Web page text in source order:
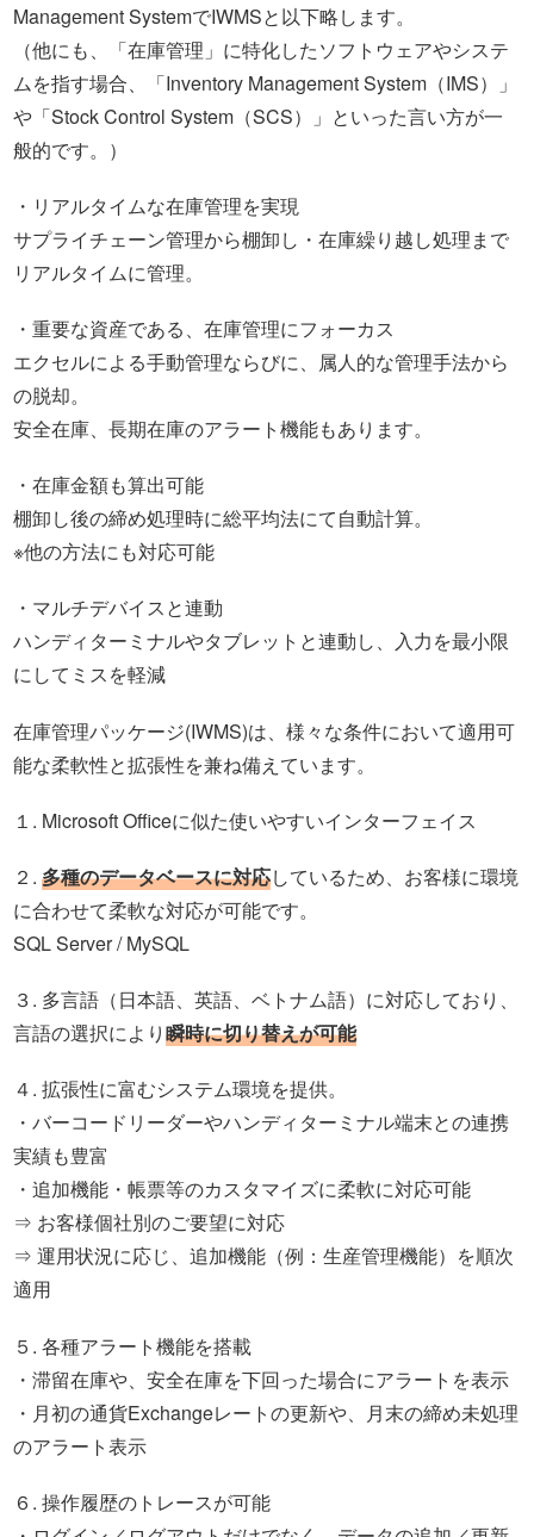
Management SystemでIWMSと以下略します。
（他にも、「在庫管理」に特化したソフトウェアやシステ
ムを指す場合、「Inventory Management System（IMS）」
や「Stock Control System（SCS）」といった言い方が一
般的です。）
・リアルタイムな在庫管理を実現
サプライチェーン管理から棚卸し・在庫繰り越し処理まで
リアルタイムに管理。
・重要な資産である、在庫管理にフォーカス
エクセルによる手動管理ならびに、属人的な管理手法から
の脱却。
安全在庫、長期在庫のアラート機能もあります。
・在庫金額も算出可能
棚卸し後の締め処理時に総平均法にて自動計算。
※他の方法にも対応可能
・マルチデバイスと連動
ハンディターミナルやタブレットと連動し、入力を最小限
にしてミスを軽減
在庫管理パッケージ(IWMS)は、様々な条件において適用可
能な柔軟性と拡張性を兼ね備えています。
１. Microsoft Officeに似た使いやすいインターフェイス
２.多種のデータベースに対応しているため、お客様に環境
に合わせて柔軟な対応が可能です。
SQL Server / MySQL
３. 多言語（日本語、英語、ベトナム語）に対応しており、
言語の選択により瞬時に切り替えが可能
４. 拡張性に富むシステム環境を提供。
・バーコードリーダーやハンディターミナル端末との連携
実績も豊富
・追加機能・帳票等のカスタマイズに柔軟に対応可能
⇒ お客様個社別のご要望に対応
⇒ 運用状況に応じ、追加機能（例：生産管理機能）を順次
適用
５. 各種アラート機能を搭載
・滞留在庫や、安全在庫を下回った場合にアラートを表示
・月初の通貨Exchangeレートの更新や、月末の締め未処理
のアラート表示
６. 操作履歴のトレースが可能